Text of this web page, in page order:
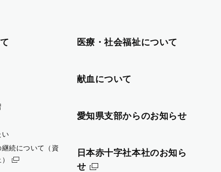
い
続について（資
医療・社会福祉について
献血について
愛知県支部からのお知らせ
日本赤十字社本社のお知ら
せ